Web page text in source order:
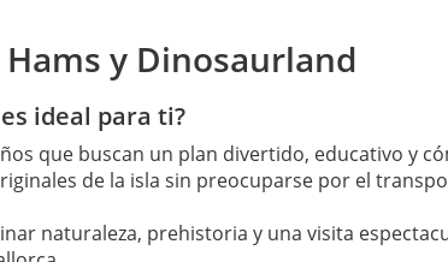
y Dinosaurland
ideal para ti?
que buscan un plan divertido, educativo y
de la isla sin preocuparse por el
naturaleza, prehistoria y una visita